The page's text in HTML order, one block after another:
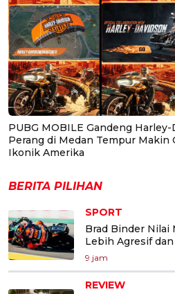
PUBG MOBILE Gandeng
Perang di Medan Tempur Makin
Ikonik Amerika
BERITA PILIHAN
SPORT
Brad Binder Nilai
Lebih Agresif
9 jam
REVIEW